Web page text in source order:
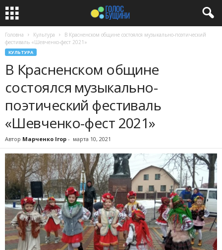
Головна Культура
В Красненском общине состоялся музыкально-поэтический
фестиваль «Шевченко-фест 2021»
КУЛЬТУРА
В Красненском общине
состоялся музыкально-
поэтический фестиваль
«Шевченко-фест 2021»
Автор Марченко Ігор - марта 10, 2021